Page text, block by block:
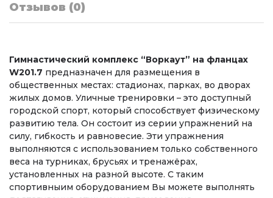
Отзывов (0)
Гимнастический комплекс “Воркаут” на фланцах
W201.7 предназначен для размещения в
общественных местах: стадионах, парках, во дворах
жилых домов. Уличные тренировки – это доступный
городской спорт, который способствует физическому
развитию тела. Он состоит из серии упражнений на
силу, гибкость и равновесие. Эти упражнения
выполняются с использованием только собственного
веса на турниках, брусьях и тренажёрах,
установленных на разной высоте. С таким
спортивныим оборудованием Вы можете выполнять